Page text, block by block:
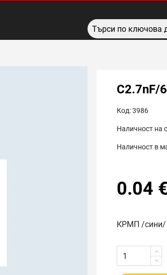
C2.7nF/
Код:3986
Наличност на
Наличност в
0.04 €
КРМП /сини/